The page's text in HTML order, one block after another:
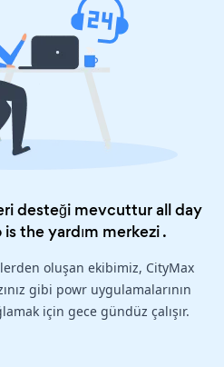
desteği mevcuttur all day
is theyardım merkezi.
oluşan ekibimiz, CityMax
gibi powr uygulamalarının
için gece gündüz çalışır.